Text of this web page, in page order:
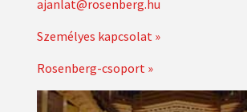
ajanlat@rosenberg.hu
Személyes kapcsolat »
Rosenberg-csoport »